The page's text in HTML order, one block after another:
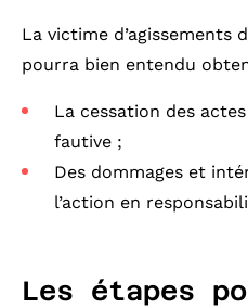
La victime d’agissements
pourra bien entendu
La cessation des
fautive ;
Des dommages et
l’action en
Les étapes